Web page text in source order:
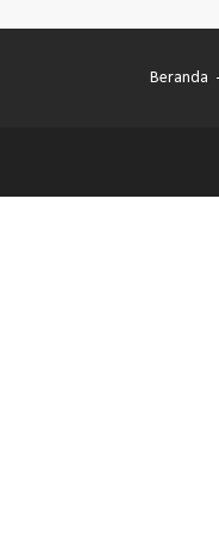
Beranda